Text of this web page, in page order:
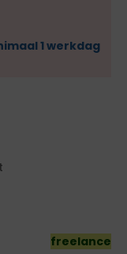
1 werkdag
freelance